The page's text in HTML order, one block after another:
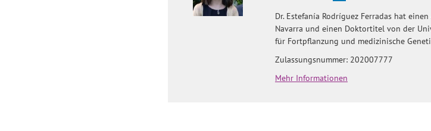
Dr. Estefanía Rodríguez Ferradas hat
Navarra und einen Doktortitel von der
für Fortpflanzung und medizinische
Zulassungsnummer: 202007777
Mehr Informationen